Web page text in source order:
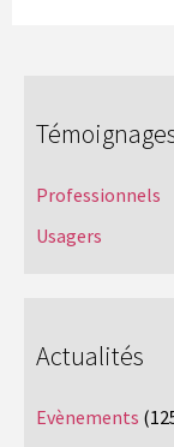
Professionnels
Usagers
Actualités
Evènements